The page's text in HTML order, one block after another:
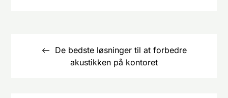
De bedste løsninger til at forbedre
akustikken på kontoret